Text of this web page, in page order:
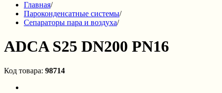
Главная/
Пароконденсатные системы/
Сепараторы пара и воздуха/
ADCA S25 DN200 PN16
Код товара: 98714